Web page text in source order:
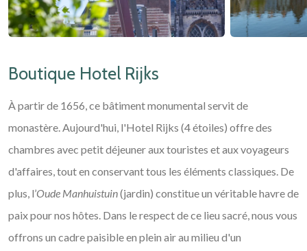
Boutique Hotel Rijks
À partir de 1656, ce bâtiment monumental servit de
monastère. Aujourd'hui, l'Hotel Rijks (4 étoiles) offre des
chambres avec petit déjeuner aux touristes et aux voyageurs
d'affaires, tout en conservant tous les éléments classiques. De
plus, l’Oude Manhuistuin(jardin) constitue un véritable havre de
paix pour nos hôtes. Dans le respect de ce lieu sacré, nous vous
offrons un cadre paisible en plein air au milieu d'un